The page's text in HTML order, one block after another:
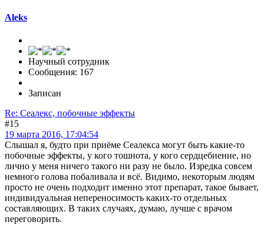
Aleks
Научный сотрудник
Сообщения: 167
Записан
Re: Сеалекс, побочные эффекты
#15
19 марта 2016, 17:04:54
Слышал я, будто при приёме Сеалекса могут быть какие-то
побочные эффекты, у кого тошнота, у кого сердцебиение, но
лично у меня ничего такого ни разу не было. Изредка совсем
немного голова побаливала и всё. Видимо, некоторым людям
просто не очень подходит именно этот препарат, такое бывает,
индивидуальная непереносимость каких-то отдельных
составляющих. В таких случаях, думаю, лучше с врачом
переговорить.